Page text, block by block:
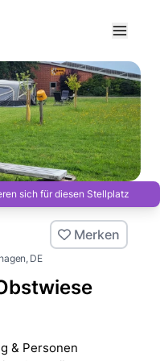
sich für diesen Stellplatz
, DE
Merken
& Personen